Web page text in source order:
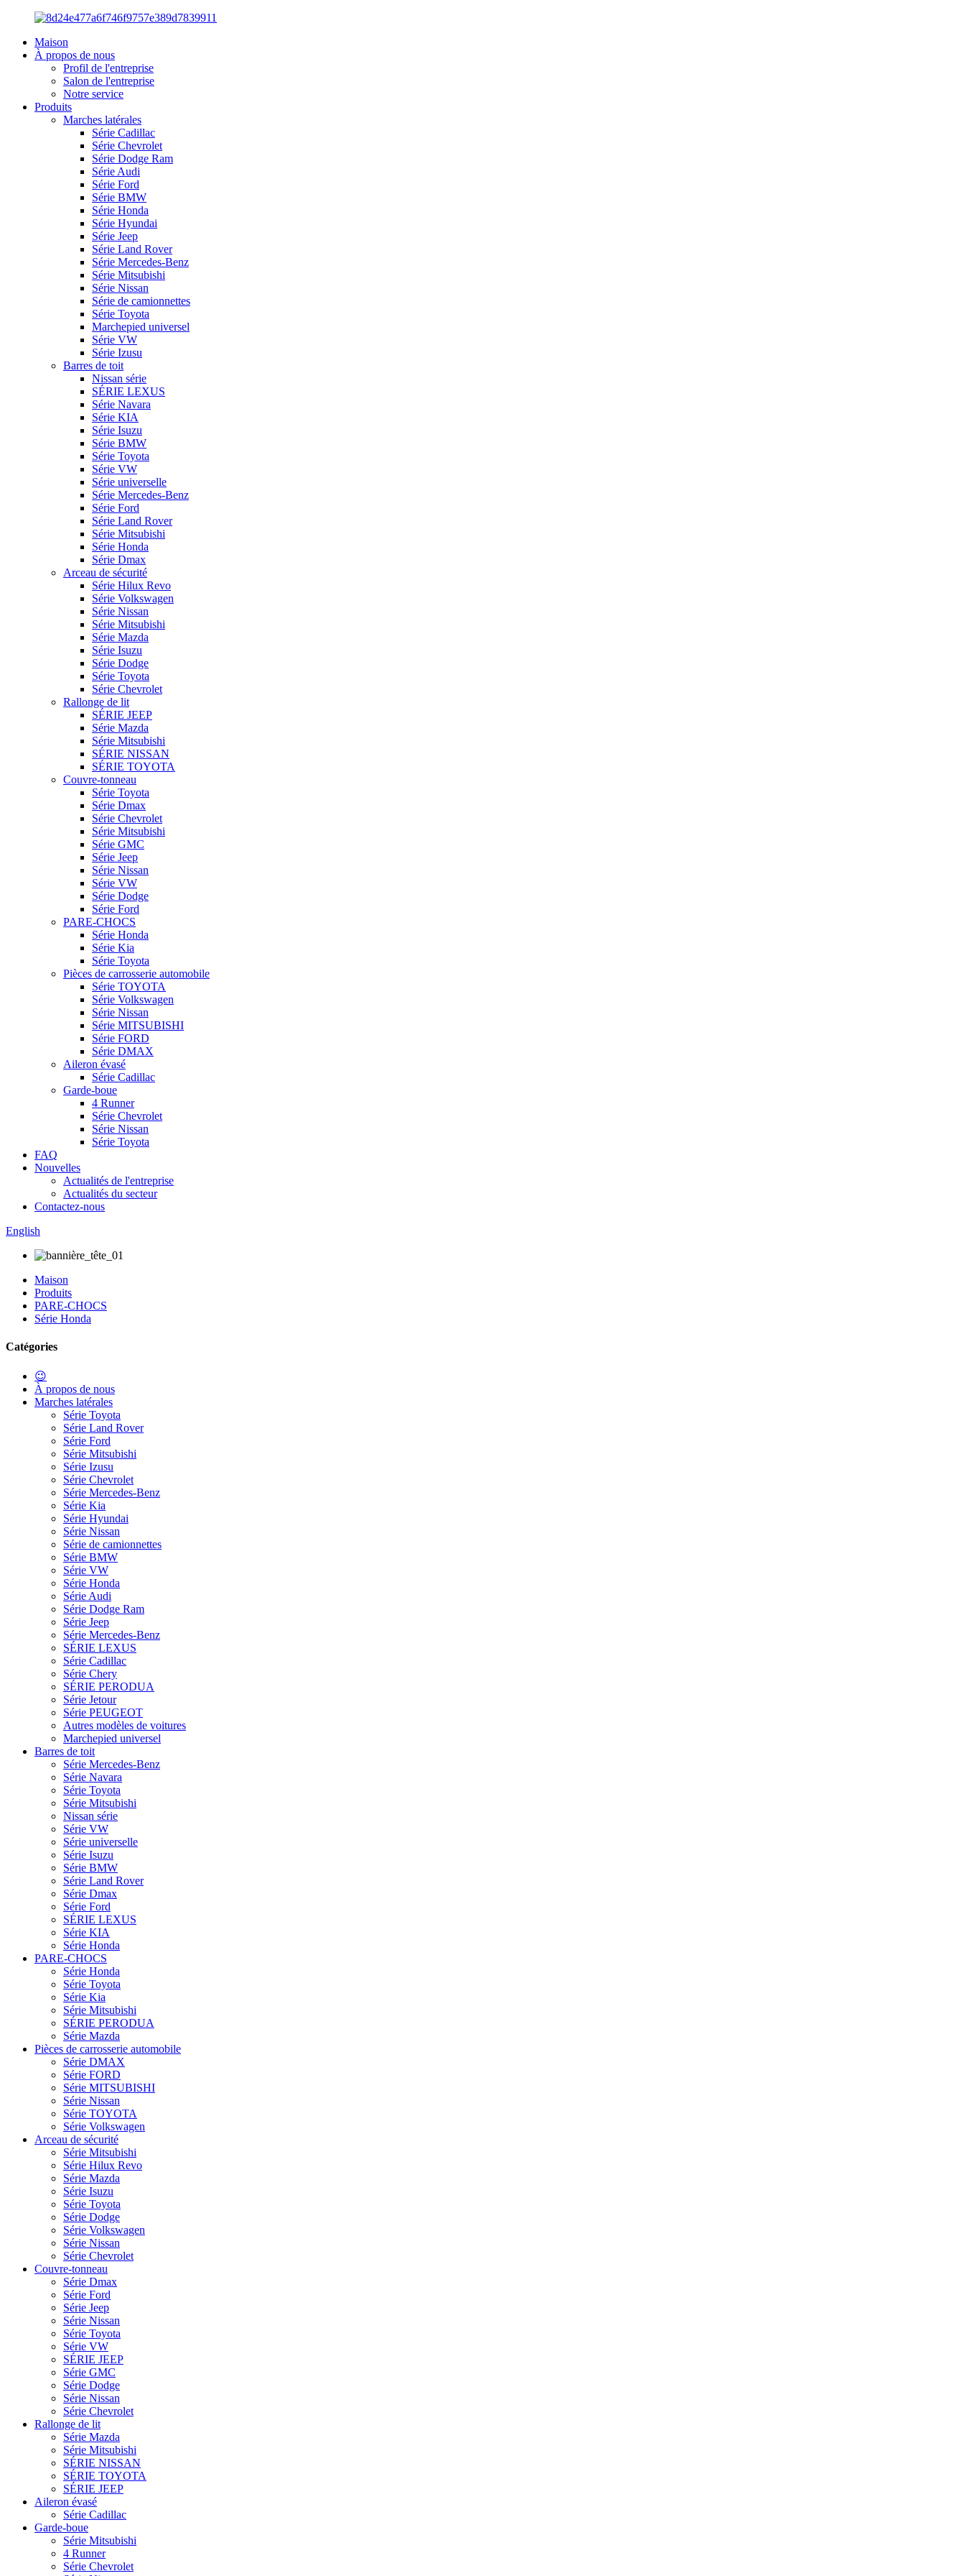
Maison
À propos de nous
Profil de l'entreprise
Salon de l'entreprise
Notre service
Produits
Marches latérales
Série Cadillac
Série Chevrolet
Série Dodge Ram
Série Audi
Série Ford
Série BMW
Série Honda
Série Hyundai
Série Jeep
Série Land Rover
Série Mercedes-Benz
Série Mitsubishi
Série Nissan
Série de camionnettes
Série Toyota
Marchepied universel
Série VW
Série Izusu
Barres de toit
Nissan série
SÉRIE LEXUS
Série Navara
Série KIA
Série Isuzu
Série BMW
Série Toyota
Série VW
Série universelle
Série Mercedes-Benz
Série Ford
Série Land Rover
Série Mitsubishi
Série Honda
Série Dmax
Arceau de sécurité
Série Hilux Revo
Série Volkswagen
Série Nissan
Série Mitsubishi
Série Mazda
Série Isuzu
Série Dodge
Série Toyota
Série Chevrolet
Rallonge de lit
SÉRIE JEEP
Série Mazda
Série Mitsubishi
SÉRIE NISSAN
SÉRIE TOYOTA
Couvre-tonneau
Série Toyota
Série Dmax
Série Chevrolet
Série Mitsubishi
Série GMC
Série Jeep
Série Nissan
Série VW
Série Dodge
Série Ford
PARE-CHOCS
Série Honda
Série Kia
Série Toyota
Pièces de carrosserie automobile
Série TOYOTA
Série Volkswagen
Série Nissan
Série MITSUBISHI
Série FORD
Série DMAX
Aileron évasé
Série Cadillac
Garde-boue
4 Runner
Série Chevrolet
Série Nissan
Série Toyota
FAQ
Nouvelles
Actualités de l'entreprise
Actualités du secteur
Contactez-nous
English
Maison
Produits
PARE-CHOCS
Série Honda
Catégories
😉
À propos de nous
Marches latérales
Série Toyota
Série Land Rover
Série Ford
Série Mitsubishi
Série Izusu
Série Chevrolet
Série Mercedes-Benz
Série Kia
Série Hyundai
Série Nissan
Série de camionnettes
Série BMW
Série VW
Série Honda
Série Audi
Série Dodge Ram
Série Jeep
Série Mercedes-Benz
SÉRIE LEXUS
Série Cadillac
Série Chery
SÉRIE PERODUA
Série Jetour
Série PEUGEOT
Autres modèles de voitures
Marchepied universel
Barres de toit
Série Mercedes-Benz
Série Navara
Série Toyota
Série Mitsubishi
Nissan série
Série VW
Série universelle
Série Isuzu
Série BMW
Série Land Rover
Série Dmax
Série Ford
SÉRIE LEXUS
Série KIA
Série Honda
PARE-CHOCS
Série Honda
Série Toyota
Série Kia
Série Mitsubishi
SÉRIE PERODUA
Série Mazda
Pièces de carrosserie automobile
Série DMAX
Série FORD
Série MITSUBISHI
Série Nissan
Série TOYOTA
Série Volkswagen
Arceau de sécurité
Série Mitsubishi
Série Hilux Revo
Série Mazda
Série Isuzu
Série Toyota
Série Dodge
Série Volkswagen
Série Nissan
Série Chevrolet
Couvre-tonneau
Série Dmax
Série Ford
Série Jeep
Série Nissan
Série Toyota
Série VW
SÉRIE JEEP
Série GMC
Série Dodge
Série Nissan
Série Chevrolet
Rallonge de lit
Série Mazda
Série Mitsubishi
SÉRIE NISSAN
SÉRIE TOYOTA
SÉRIE JEEP
Aileron évasé
Série Cadillac
Garde-boue
Série Mitsubishi
4 Runner
Série Chevrolet